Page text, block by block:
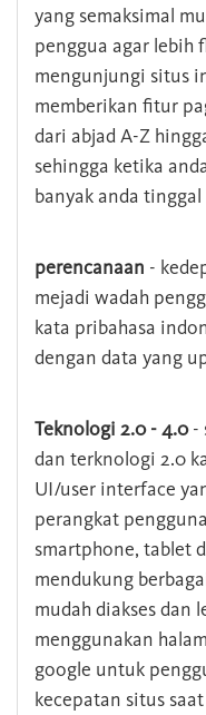
yang semaksimal
penggua agar lebih
mengunjungi situs
memberikan fitur
dari abjad A-Z
sehingga ketika
banyak anda
perencanaan -
mejadi wadah
kata pribahasa
dengan data yang
Teknologi 2.0 - 4.0-
dan terknologi 2.0
UI/user interface
perangkat
smartphone, tablet
mendukung
mudah diakses dan
menggunakan
google untuk
kecepatan situs